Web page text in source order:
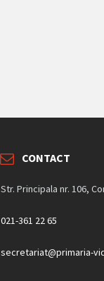
CONTACT
Str. Principala nr. 106,
021-361 22 65
secretariat@primaria-